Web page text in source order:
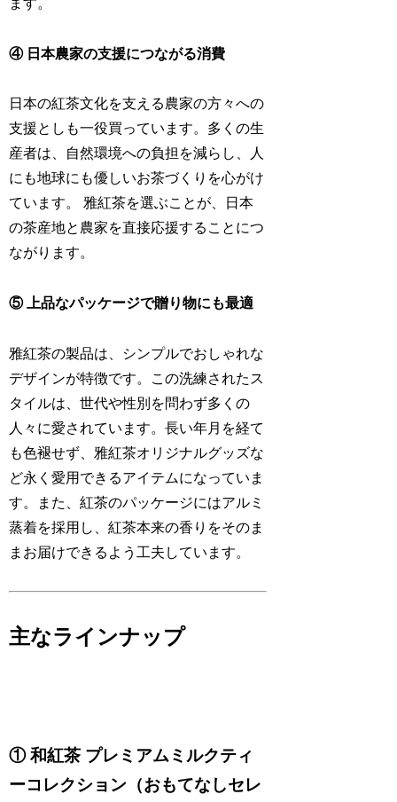
④ 日本農家の支援につながる消費
日本の紅茶文化を支える農家の方々への
支援としも一役買っています。多くの生
産者は、自然環境への負担を減らし、人
にも地球にも優しいお茶づくりを心がけ
ています。 雅紅茶を選ぶことが、日本
の茶産地と農家を直接応援することにつ
ながります。
⑤ 上品なパッケージで贈り物にも最適
雅紅茶の製品は、シンプルでおしゃれな
デザインが特徴です。この洗練されたス
タイルは、世代や性別を問わず多くの
人々に愛されています。長い年月を経て
も色褪せず、雅紅茶オリジナルグッズな
ど永く愛用できるアイテムになっていま
す。また、紅茶のパッケージにはアルミ
蒸着を採用し、紅茶本来の香りをそのま
まお届けできるよう工夫しています。
主なラインナップ
① 和紅茶 プレミアムミルクティ
ーコレクション（おもてなしセレ